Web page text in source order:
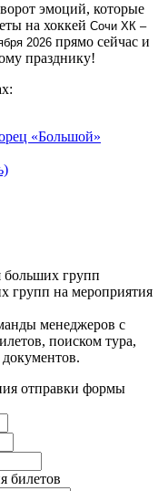
эмоций, которые
на хоккей Сочи ХК –
2026 прямо сейчас и
празднику!
«Большой»
больших групп
групп на мероприятия
менеджеров с
поиском тура,
отправки формы
билетов